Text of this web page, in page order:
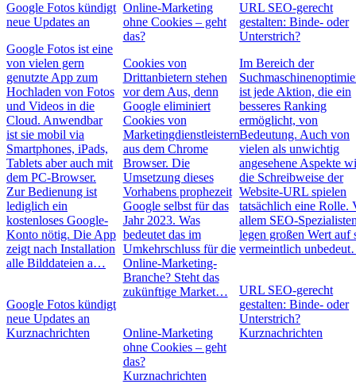
Google Fotos kündigt
neue Updates an
Google Fotos ist eine
von vielen gern
genutzte App zum
Hochladen von Fotos
und Videos in die
Cloud. Anwendbar
ist sie mobil via
Smartphones, iPads,
Tablets aber auch mit
dem PC-Browser.
Zur Bedienung ist
lediglich ein
kostenloses Google-
Konto nötig. Die App
zeigt nach Installation
alle Bilddateien a…
Google Fotos kündigt
neue Updates an
Kurznachrichten
Online-Marketing
ohne Cookies – geht
das?
Cookies von
Drittanbietern stehen
vor dem Aus, denn
Google eliminiert
Cookies von
Marketingdienstleistern
aus dem Chrome
Browser. Die
Umsetzung dieses
Vorhabens prophezeit
Google selbst für das
Jahr 2023. Was
bedeutet das im
Umkehrschluss für die
Online-Marketing-
Branche? Steht das
zukünftige Market…
Online-Marketing
ohne Cookies – geht
das?
Kurznachrichten
URL SEO-gerecht
gestalten: Binde- oder
Unterstrich?
Im Bereich der
ist jede Aktion, die ein
besseres Ranking
ermöglicht, von
Bedeutung. Auch von
vielen als unwichtig
angesehene Aspekte
die Schreibweise der
Website-URL spielen
tatsächlich eine Rolle.
allem SEO-
legen großen Wert auf
vermeintlich
URL SEO-gerecht
gestalten: Binde- oder
Unterstrich?
Kurznachrichten